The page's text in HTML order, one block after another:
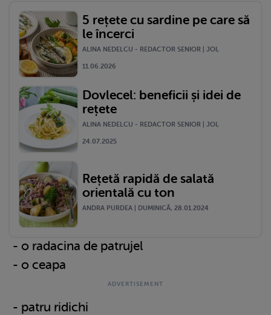
5 rețete cu sardine pe care să
le încerci
ALINA NEDELCU - REDACTOR SENIOR | JOI,
11.06.2026
Dovlecel: beneficii și idei de
rețete
ALINA NEDELCU - REDACTOR SENIOR | JOI,
24.07.2025
Rețetă rapidă de salată
orientală cu ton
ANDRA PURDEA | DUMINICĂ, 28.01.2024
- o radacina de patrujel
- o ceapa
- patru ridichi